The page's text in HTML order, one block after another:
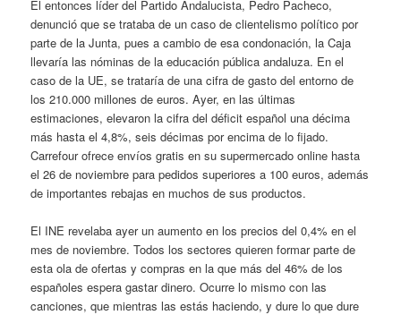
El entonces líder del Partido Andalucista, Pedro Pacheco,
denunció que se trataba de un caso de clientelismo político por
parte de la Junta, pues a cambio de esa condonación, la Caja
llevaría las nóminas de la educación pública andaluza. En el
caso de la UE, se trataría de una cifra de gasto del entorno de
los 210.000 millones de euros. Ayer, en las últimas
estimaciones, elevaron la cifra del déficit español una décima
más hasta el 4,8%, seis décimas por encima de lo fijado.
Carrefour ofrece envíos gratis en su supermercado online hasta
el 26 de noviembre para pedidos superiores a 100 euros, además
de importantes rebajas en muchos de sus productos.
El INE revelaba ayer un aumento en los precios del 0,4% en el
mes de noviembre. Todos los sectores quieren formar parte de
esta ola de ofertas y compras en la que más del 46% de los
españoles espera gastar dinero. Ocurre lo mismo con las
canciones, que mientras las estás haciendo, y dure lo que dure